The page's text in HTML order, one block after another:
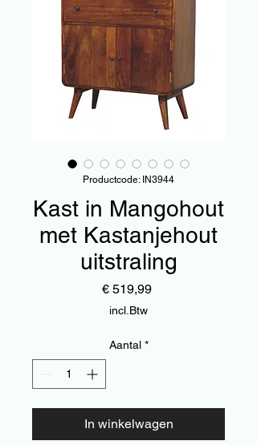
Productcode: IN3944
Kast in Mangohout
met Kastanjehout
uitstraling
€ 519,99Prijs
incl.Btw
Aantal *
In winkelwagen